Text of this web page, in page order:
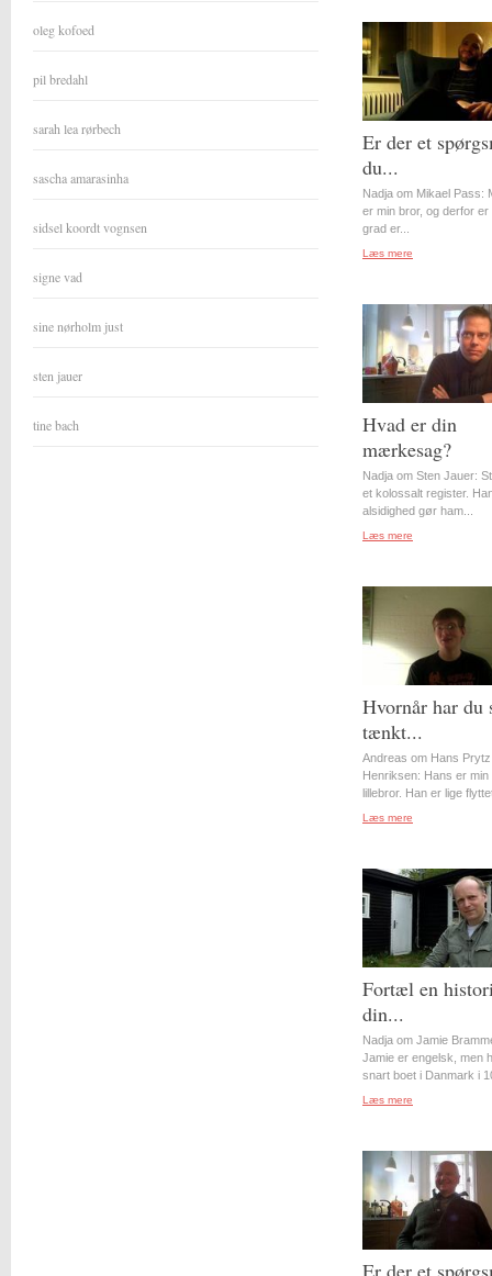
oleg kofoed
pil bredahl
sarah lea rørbech
sascha amarasinha
sidsel koordt vognsen
signe vad
sine nørholm just
sten jauer
tine bach
Er der et
du...
Nadja om Mikael Pass:
er min bror, og derfor er
grad er...
Læs mere
Hvad er din
mærkesag?
Nadja om Sten Jauer:
et kolossalt register.
alsidighed gør ham...
Læs mere
Hvornår har du
tænkt...
Andreas om Hans Prytz
Henriksen: Hans er min
lillebror. Han er lige
Læs mere
Fortæl en
din...
Nadja om Jamie
Jamie er engelsk, men
snart boet i Danmark i
Læs mere
Er der et